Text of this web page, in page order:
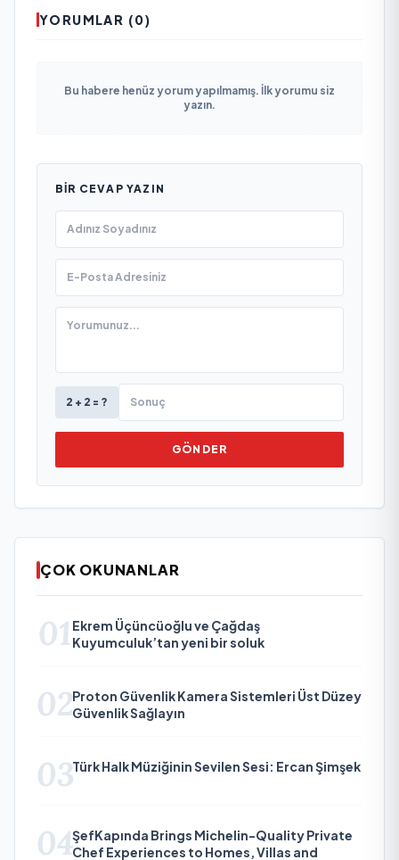
YORUMLAR (0)
Bu habere henüz yorum yapılmamış. İlk yorumu siz
yazın.
BIR CEVAP YAZIN
2 + 2 = ?
GÖNDER
ÇOK OKUNANLAR
01 Ekrem Üçüncüoğlu ve Çağdaş
Kuyumculuk’tan yeni bir soluk
02Proton Güvenlik Kamera Sistemleri Üst Düzey
Güvenlik Sağlayın
03Türk Halk Müziğinin Sevilen Sesi: Ercan Şimşek
04ŞefKapında Brings Michelin-Quality Private
Chef Experiences to Homes, Villas and